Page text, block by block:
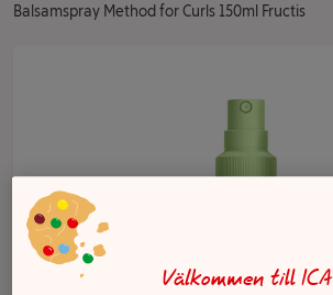
Balsamspray Method for Curls 150ml Fructis
Välkommen till ICA